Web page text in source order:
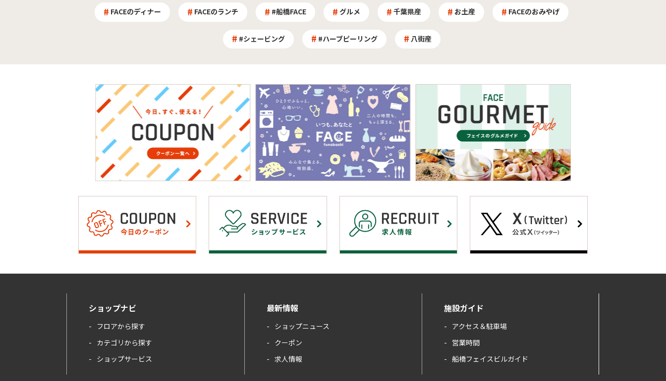
FACEのディナー FACEのランチ #船橋FACE グルメ 千葉県産 お土産 FACEのおみやげ
#シェービング #ハーブピーリング 八街産
ショップナビ
フロアから探す
カテゴリから探す
ショップサービス
最新情報
ショップニュース
クーポン
求人情報
施設ガイド
アクセス＆駐車場
営業時間
船橋フェイスビルガイド